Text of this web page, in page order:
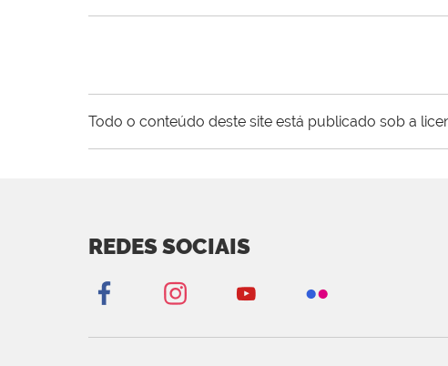
Todo o conteúdo deste site está publicado sob a
REDES SOCIAIS